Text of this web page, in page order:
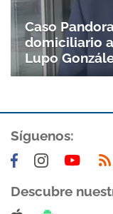
Caso
domiciliario
Lupo
Síguenos:
Descubre